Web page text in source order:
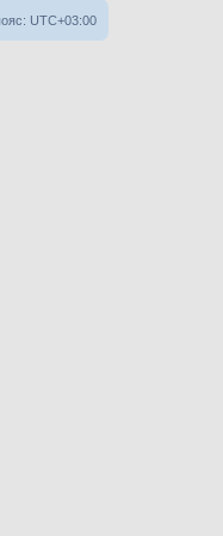
UTC+03:00